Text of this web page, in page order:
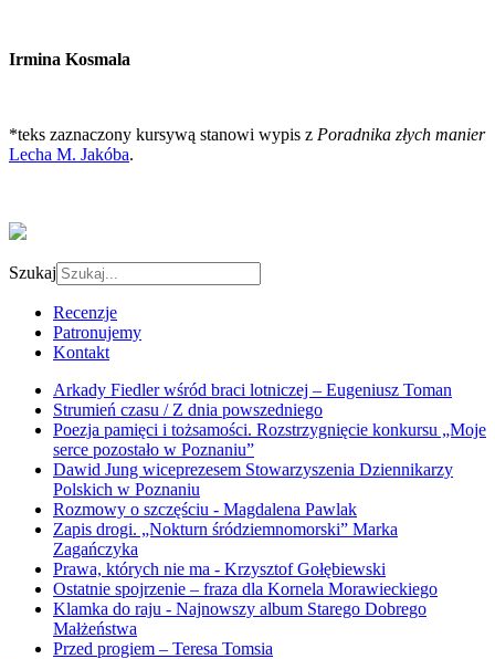
Irmina Kosmala
*teks zaznaczony kursywą stanowi wypis z Poradnika złych manier
Lecha M. Jakóba.
Szukaj
Recenzje
Patronujemy
Kontakt
Arkady Fiedler wśród braci lotniczej – Eugeniusz Toman
Strumień czasu / Z dnia powszedniego
Poezja pamięci i tożsamości. Rozstrzygnięcie konkursu „Moje
serce pozostało w Poznaniu”
Dawid Jung wiceprezesem Stowarzyszenia Dziennikarzy
Polskich w Poznaniu
Rozmowy o szczęściu - Magdalena Pawlak
Zapis drogi. „Nokturn śródziemnomorski” Marka
Zagańczyka
Prawa, których nie ma - Krzysztof Gołębiewski
Ostatnie spojrzenie – fraza dla Kornela Morawieckiego
Klamka do raju - Najnowszy album Starego Dobrego
Małżeństwa
Przed progiem – Teresa Tomsia